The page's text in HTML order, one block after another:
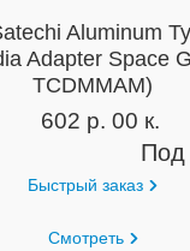
Aluminum
Adapter Space
TCDMMAM)
602 р. 00 к.
Под
Быстрый заказ
Смотреть